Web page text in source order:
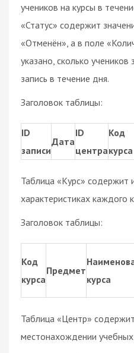
учеников на курсы в
«Статус» содержит
«Отменён», а в поле
указано, сколько
запись в течение дня.
Заголовок таблицы:
ID
записи
Дата
ID
центра
Код
курса
Таблица «Курс»
характеристиках каждого
Заголовок таблицы:
Код
курса
Предмет
курса
Таблица «Центр»
местонахождении